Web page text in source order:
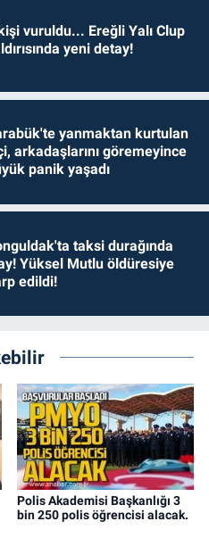
vuruldu... Ereğli Yalı Clup
yeni detay!
yanmaktan kurtulan
arkadaşlarını göremeyince
panik yaşadı
taksi durağında
Yüksel Mutlu öldüresiye
edildi!
Polis Akademisi Başkanlığı 3
bin 250 polis öğrencisi alacak.